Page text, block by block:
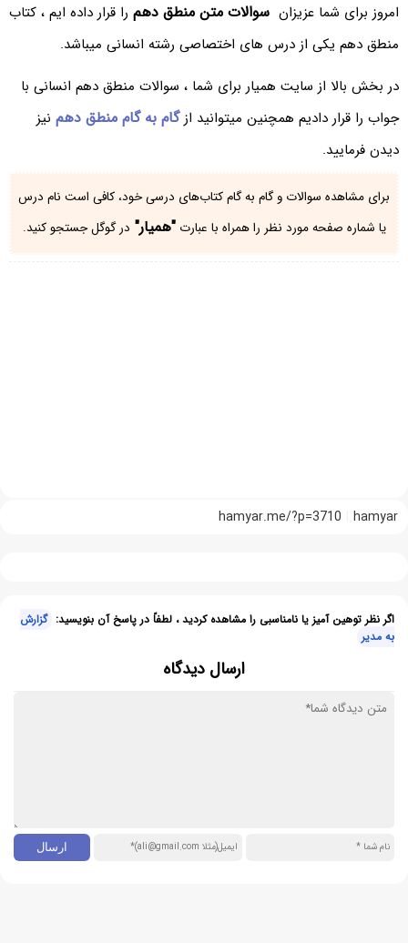
امروز برای شما عزیزان سوالات متن منطق دهم را قرار داده ایم ، کتاب
منطق دهم یکی از درس های اختصاصی رشته انسانی میباشد.
در بخش بالا از سایت همیار برای شما ، سوالات منطق دهم انسانی با
جواب را قرار دادیم همچنین میتوانید ازگام به گام منطق دهم نیز
دیدن فرمایید.
برای مشاهده سوالات و گام به گام کتاب‌های درسی خود، کافی است نام درس
یا شماره صفحه مورد نظر را همراه با عبارت"همیار" در گوگل جستجو کنید.
hamyar
hamyar.me/?p=3710
اگر نظر توهین آمیز یا نامناسبی را مشاهده کردید ، لطفاً در پاسخ آن بنویسید: گزارش
به مدیر
ارسال دیدگاه